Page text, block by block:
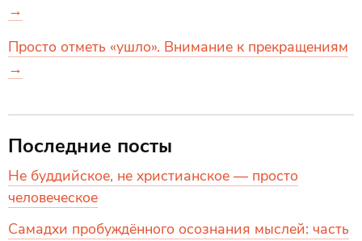
→
Просто отметь «ушло». Внимание к прекращениям
→
Последние посты
Не буддийское, не христианское — просто
человеческое
Самадхи пробуждённого осознания мыслей: часть